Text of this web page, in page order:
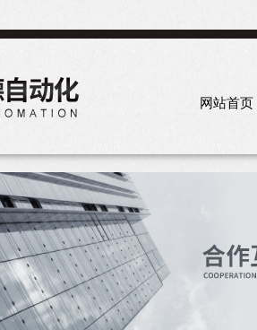
网站首页